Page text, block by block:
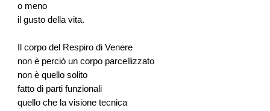
o meno
il gusto della vita.
Il corpo del Respiro di Venere
non è perciò un corpo parcellizzato
non è quello solito
fatto di parti funzionali
quello che la visione tecnica